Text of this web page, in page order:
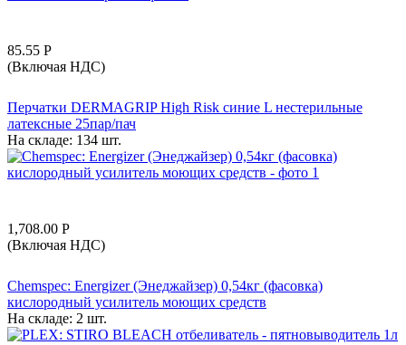
85.55 Р
(Включая НДС)
Перчатки DERMAGRIP High Risk синие L нестерильные
латексные 25пар/пач
На складе: 134 шт.
1,708.00 Р
(Включая НДС)
Chemspec: Energizer (Энеджайзер) 0,54кг (фасовка)
кислородный усилитель моющих средств
На складе: 2 шт.